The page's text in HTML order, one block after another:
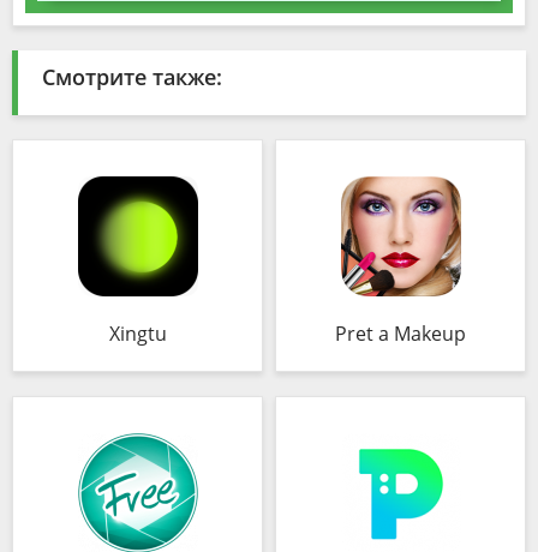
Смотрите также:
Xingtu Pret a Makeup